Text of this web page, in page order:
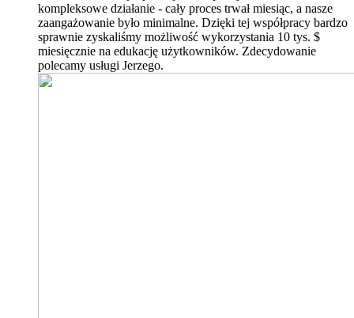
kompleksowe działanie - cały proces trwał miesiąc, a nasze
zaangażowanie było minimalne. Dzięki tej współpracy bardzo
sprawnie zyskaliśmy możliwość wykorzystania 10 tys. $
miesięcznie na edukację użytkowników. Zdecydowanie
polecamy usługi Jerzego.